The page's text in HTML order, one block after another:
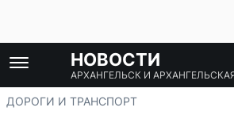
НОВОСТИ
АРХАНГЕЛЬСК И
ДОРОГИ И ТРАНСПОРТ